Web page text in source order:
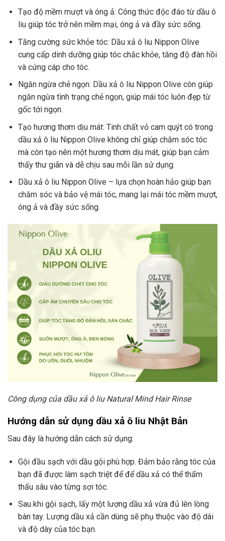
Tạo độ mềm mượt và óng ả: Công thức độc đáo từ dầu ô
liu giúp tóc trở nên mềm mại, óng ả và đầy sức sống.
Tăng cường sức khỏe tóc: Dầu xả ô liu Nippon Olive
cung cấp dinh dưỡng giúp tóc chắc khỏe, tăng độ đàn hồi
và cứng cáp cho tóc.
Ngăn ngừa chẻ ngọn: Dầu xả ô liu Nippon Olive còn giúp
ngăn ngừa tình trạng chẻ ngọn, giúp mái tóc luôn đẹp từ
gốc tới ngọn.
Tạo hương thơm dịu mát: Tinh chất vỏ cam quýt có trong
dầu xả ô liu Nippon Olive không chỉ giúp chăm sóc tóc
mà còn tạo nên một hương thơm dịu mát, giúp bạn cảm
thấy thư giãn và dễ chịu sau mỗi lần sử dụng.
Dầu xả ô liu Nippon Olive – lựa chọn hoàn hảo giúp bạn
chăm sóc và bảo vệ mái tóc, mang lại mái tóc mềm mượt,
óng ả và đầy sức sống.
Công dụng của dầu xả ô liu Natural Mind Hair Rinse
Hướng dẫn sử dụng dầu xả ô liu Nhật Bản
Sau đây là hướng dẫn cách sử dụng:
Gội đầu sạch với dầu gội phù hợp. Đảm bảo rằng tóc của
bạn đã được làm sạch triệt để để dầu xả có thể thẩm
thấu sâu vào từng sợi tóc.
Sau khi gội sạch, lấy một lượng dầu xả vừa đủ lên lòng
bàn tay. Lượng dầu xả cần dùng sẽ phụ thuộc vào độ dài
và độ dày của tóc bạn.